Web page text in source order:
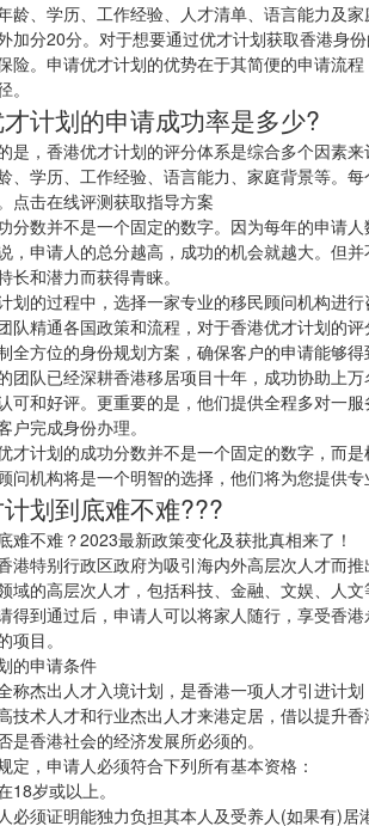
龄、学历、工作经验、人才清单、语言能力及
加分20分。对于想要通过优才计划获取香港身
险。申请优才计划的优势在于其简便的申请流
计划的申请成功率是多少?
是，香港优才计划的评分体系是综合多个因素
、学历、工作经验、语言能力、家庭背景等。
点击在线评测获取指导方案
分数并不是一个固定的数字。因为每年的申请
，申请人的总分越高，成功的机会就越大。但
长和潜力而获得青睐。
划的过程中，选择一家专业的移民顾问机构进
队精通各国政策和流程，对于香港优才计划的
全方位的身份规划方案，确保客户的申请能够得
团队已经深耕香港移居项目十年，成功协助上
可和好评。更重要的是，他们提供全程多对一
户完成身份办理。
才计划的成功分数并不是一个固定的数字，而
问机构将是一个明智的选择，他们将为您提供
划到底难不难???
难不难？2023最新政策变化及获批真相来了！
港特别行政区政府为吸引海内外高层次人才而
域的高层次人才，包括科技、金融、文娱、人
得到通过后，申请人可以将家人随行，享受香
项目。
的申请条件
称杰出人才入境计划，是香港一项人才引进计
技术人才和行业杰出人才来港定居，借以提升
是香港社会的经济发展所必须的。
定，申请人必须符合下列所有基本资格：
18岁或以上。
必须证明能独力负担其本人及受养人(如果有)